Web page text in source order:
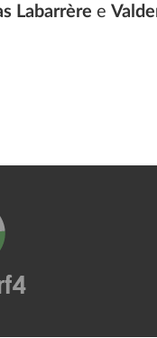
Labarrère e